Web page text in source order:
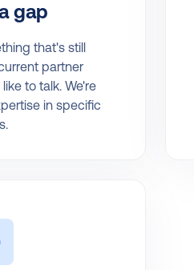
gap
that's still
partner
to talk. We're
in specific